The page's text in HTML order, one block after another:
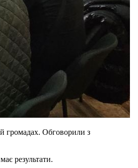
громадах. Обговорили з
результати.